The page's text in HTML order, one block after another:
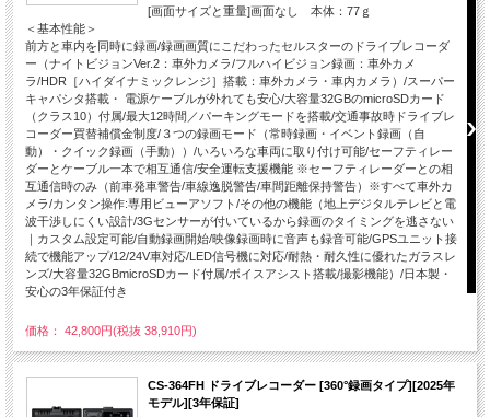
[画面サイズと重量]画面なし 本体：77ｇ
＜基本性能＞
前方と車内を同時に録画/録画画質にこだわったセルスターのドライブレコーダ
ー（ナイトビジョンVer.2：車外カメラ/フルハイビジョン録画：車外カメ
ラ/HDR［ハイダイナミックレンジ］搭載：車外カメラ・車内カメラ）/スーパー
キャパシタ搭載・ 電源ケーブルが外れても安心/大容量32GBのmicroSDカード
（クラス10）付属/最大12時間／パーキングモードを搭載/交通事故時ドライブレ
コーダー買替補償金制度/３つの録画モード（常時録画・イベント録画（自
動）・クイック録画（手動））/いろいろな車両に取り付け可能/セーフティレー
ダーとケーブル一本で相互通信/安全運転支援機能 ※セーフティレーダーとの相
互通信時のみ（前車発車警告/車線逸脱警告/車間距離保持警告）※すべて車外カ
メラ/カンタン操作:専用ビューアソフト/その他の機能（地上デジタルテレビと電
波干渉しにくい設計/3Gセンサーが付いているから録画のタイミングを逃さない
｜カスタム設定可能/自動録画開始/映像録画時に音声も録音可能/GPSユニット接
続で機能アップ/12/24V車対応/LED信号機に対応/耐熱・耐久性に優れたガラスレ
ンズ/大容量32GBmicroSDカード付属/ボイスアシスト搭載/撮影機能）/日本製・
安心の3年保証付き
価格： 42,800円(税抜 38,910円)
CS-364FH ドライブレコーダー [360°録画タイプ][2025年
モデル][3年保証]